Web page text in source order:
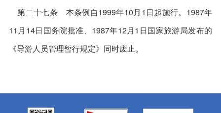
第二十七条 本条例自1999年10月1日起施行。1987年
11月14日国务院批准、1987年12月1日国家旅游局发布的
《导游人员管理暂行规定》同时废止。